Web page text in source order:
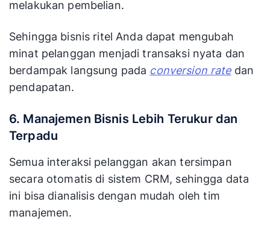
melakukan pembelian.
Sehingga bisnis ritel Anda dapat mengubah
minat pelanggan menjadi transaksi nyata dan
berdampak langsung pada conversion ratedan
pendapatan.
6. Manajemen Bisnis Lebih Terukur dan
Terpadu
Semua interaksi pelanggan akan tersimpan
secara otomatis di sistem CRM, sehingga data
ini bisa dianalisis dengan mudah oleh tim
manajemen.